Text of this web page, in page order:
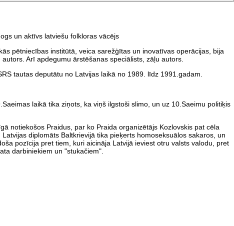
un aktīvs latviešu folkloras vācējs
pētniecības institūtā, veica sarežģītas un inovatīvas operācijas, bija
Arī apdegumu ārstēšanas speciālists, zāļu autors.
tautas deputātu no Latvijas laikā no 1989. līdz 1991.gadam.
laikā tika ziņots, ka viņš ilgstoši slimo, un uz 10.Saeimu politiķis
notiekošos Praidus, par ko Praida organizētājs Kozlovskis pat cēla
diplomāts Baltkrievijā tika pieķerts homoseksuālos sakaros, un
pozīcija pret tiem, kuri aicināja Latvijā ieviest otru valsts valodu, pret
darbiniekiem un "stukačiem".